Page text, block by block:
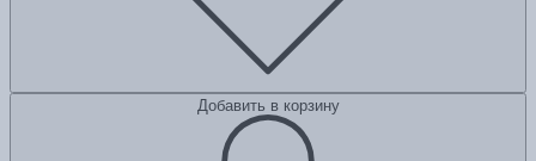
Добавить в корзину